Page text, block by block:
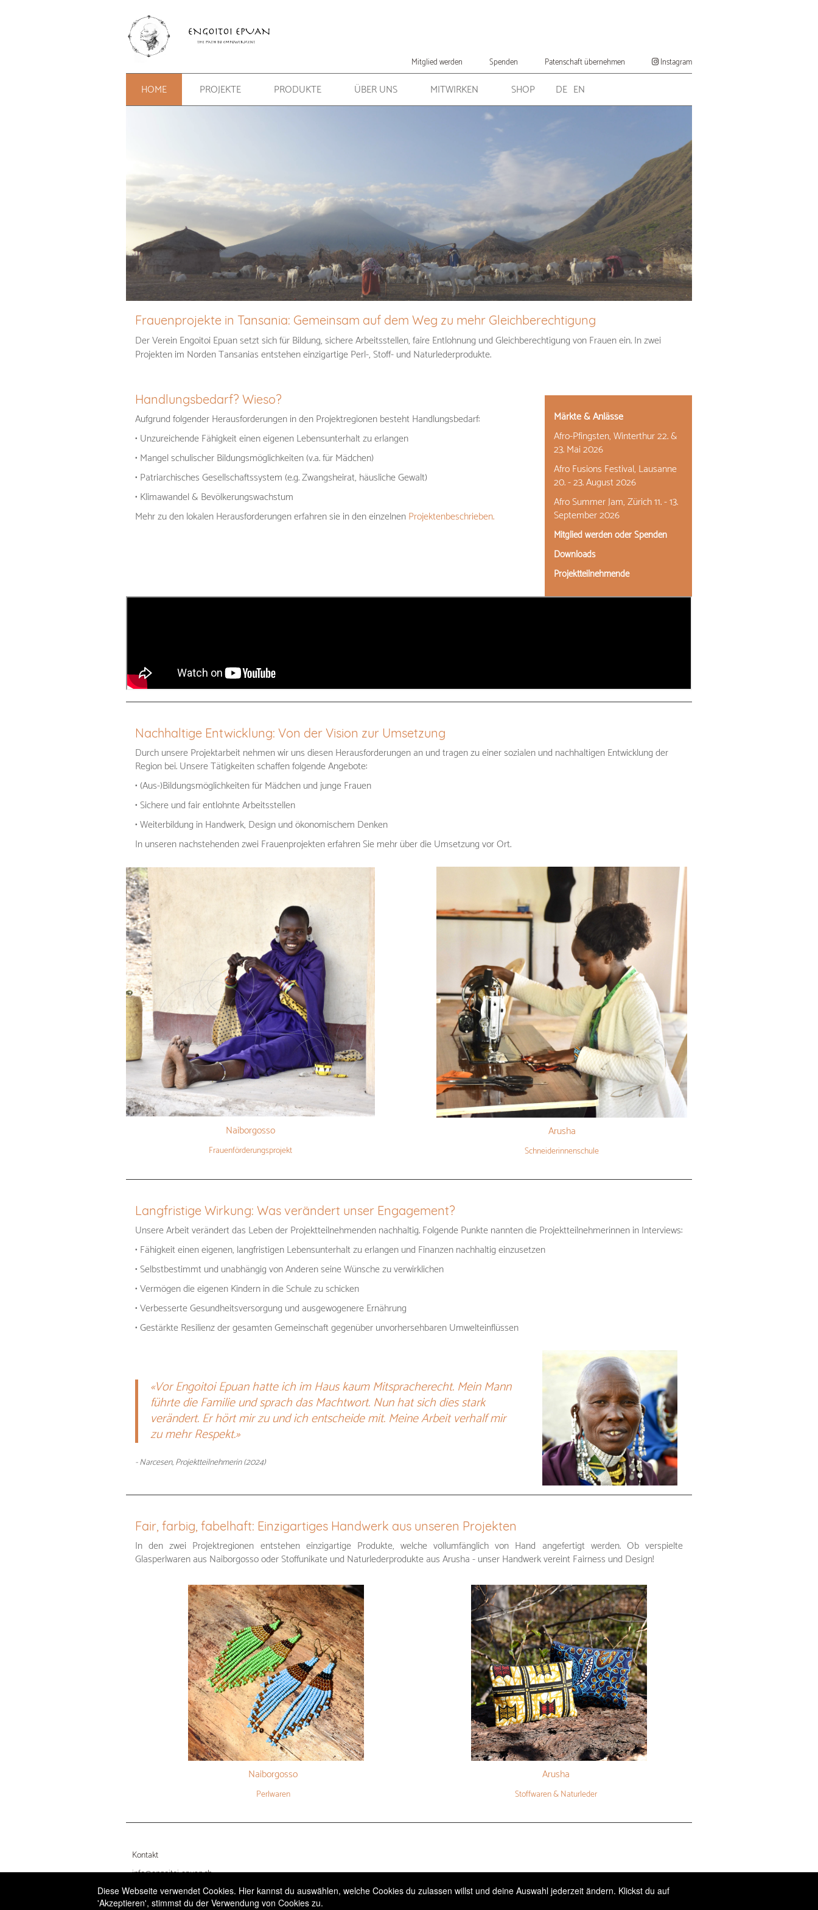
Mitglied werden Spenden Patenschaft übernehmen Instagram
HOME PROJEKTE PRODUKTE ÜBER UNS MITWIRKEN SHOP DE EN
Frauenprojekte in Tansania: Gemeinsam auf dem Weg zu mehr Gleichberechtigung
Der Verein Engoitoi Epuan setzt sich für Bildung, sichere Arbeitsstellen, faire Entlohnung und Gleichberechtigung von Frauen ein. In zwei
Projekten im Norden Tansanias entstehen einzigartige Perl-, Stoff- und Naturlederprodukte.
Handlungsbedarf? Wieso?
Aufgrund folgender Herausforderungen in den Projektregionen besteht Handlungsbedarf:
• Unzureichende Fähigkeit einen eigenen Lebensunterhalt zu erlangen
• Mangel schulischer Bildungsmöglichkeiten (v.a. für Mädchen)
• Patriarchisches Gesellschaftssystem (e.g. Zwangsheirat, häusliche Gewalt)
• Klimawandel & Bevölkerungswachstum
Mehr zu den lokalen Herausforderungen erfahren sie in den einzelnenProjektenbeschrieben.
Märkte & Anlässe
Afro-Pfingsten, Winterthur 22. &
23. Mai 2026
Afro Fusions Festival, Lausanne
20. - 23. August 2026
Afro Summer Jam, Zürich 11. - 13.
September 2026
Mitglied werden oder Spenden
Downloads
Projektteilnehmende
Nachhaltige Entwicklung: Von der Vision zur Umsetzung
Durch unsere Projektarbeit nehmen wir uns diesen Herausforderungen an und tragen zu einer sozialen und nachhaltigen Entwicklung der
Region bei. Unsere Tätigkeiten schaffen folgende Angebote:
• (Aus-)Bildungsmöglichkeiten für Mädchen und junge Frauen
• Sichere und fair entlohnte Arbeitsstellen
• Weiterbildung in Handwerk, Design und ökonomischem Denken
In unseren nachstehenden zwei Frauenprojekten erfahren Sie mehr über die Umsetzung vor Ort.
Naiborgosso
Frauenförderungsprojekt
Arusha
Schneiderinnenschule
Langfristige Wirkung: Was verändert unser Engagement?
Unsere Arbeit verändert das Leben der Projektteilnehmenden nachhaltig. Folgende Punkte nannten die Projektteilnehmerinnen in Interviews:
• Fähigkeit einen eigenen, langfristigen Lebensunterhalt zu erlangen und Finanzen nachhaltig einzusetzen
• Selbstbestimmt und unabhängig von Anderen seine Wünsche zu verwirklichen
• Vermögen die eigenen Kindern in die Schule zu schicken
• Verbesserte Gesundheitsversorgung und ausgewogenere Ernährung
• Gestärkte Resilienz der gesamten Gemeinschaft gegenüber unvorhersehbaren Umwelteinflüssen
«Vor Engoitoi Epuan hatte ich im Haus kaum Mitspracherecht. Mein Mann
führte die Familie und sprach das Machtwort. Nun hat sich dies stark
verändert. Er hört mir zu und ich entscheide mit. Meine Arbeit verhalf mir
zu mehr Respekt.»
- Narcesen, Projektteilnehmerin (2024)
Fair, farbig, fabelhaft: Einzigartiges Handwerk aus unseren Projekten
In den zwei Projektregionen entstehen einzigartige Produkte, welche vollumfänglich von Hand angefertigt werden. Ob verspielte
Glasperlwaren aus Naiborgosso oder Stoffunikate und Naturlederprodukte aus Arusha - unser Handwerk vereint Fairness und Design!
Naiborgosso
Perlwaren
Arusha
Stoffwaren& Naturleder
Kontakt
info@engoitoi-epuan.ch
Impressum
Diese Webseite verwendet Cookies. Hier kannst du auswählen, welche Cookies du zulassen willst und deine Auswahl jederzeit ändern. Klickst du auf
'Akzeptieren', stimmst du der Verwendung von Cookies zu.